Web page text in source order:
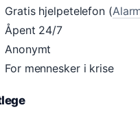
Gratis hjelpetelefon (
Åpent 24/7
Anonymt
For mennesker i krise